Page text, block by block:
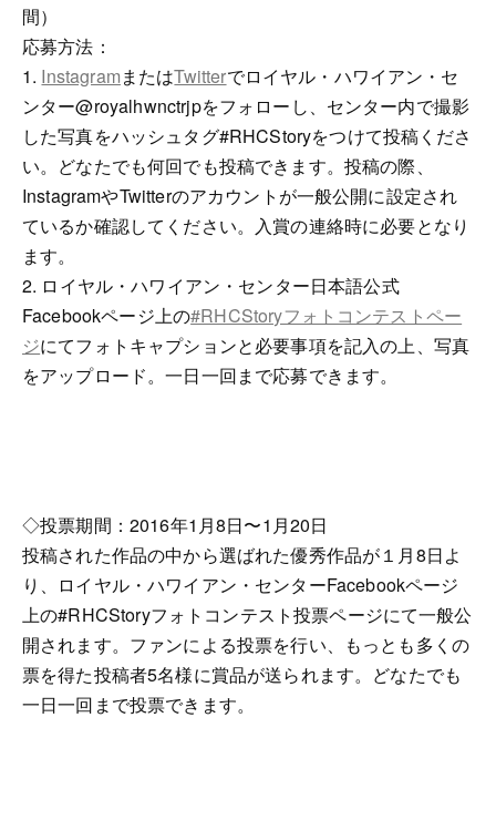
間）
応募方法：
1. InstagramまたはTwitterでロイヤル・ハワイアン・セ
ンター@royalhwnctrjpをフォローし、センター内で撮影
した写真をハッシュタグ#RHCStoryをつけて投稿くださ
い。どなたでも何回でも投稿できます。投稿の際、
InstagramやTwitterのアカウントが一般公開に設定され
ているか確認してください。入賞の連絡時に必要となり
ます。
2. ロイヤル・ハワイアン・センター日本語公式
Facebookページ上の#RHCStoryフォトコンテストペー
ジにてフォトキャプションと必要事項を記入の上、写真
をアップロード。一日一回まで応募できます。
◇投票期間：2016年1月8日〜1月20日
投稿された作品の中から選ばれた優秀作品が１月8日よ
り、ロイヤル・ハワイアン・センターFacebookページ
上の#RHCStoryフォトコンテスト投票ページにて一般公
開されます。ファンによる投票を行い、もっとも多くの
票を得た投稿者5名様に賞品が送られます。どなたでも
一日一回まで投票できます。